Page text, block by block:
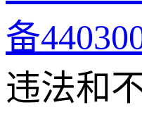
备
违法和